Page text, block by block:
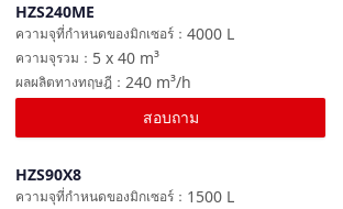
HZS240ME
4000 L
ความจุที่กำหนดของมิกเซอร์ ：
5 x 40 m³
ความจุรวม ：
240 m³/h
ผลผลิตทางทฤษฎี ：
สอบถาม
HZS90X8
1500 L
ความจุที่กำหนดของมิกเซอร์ ：